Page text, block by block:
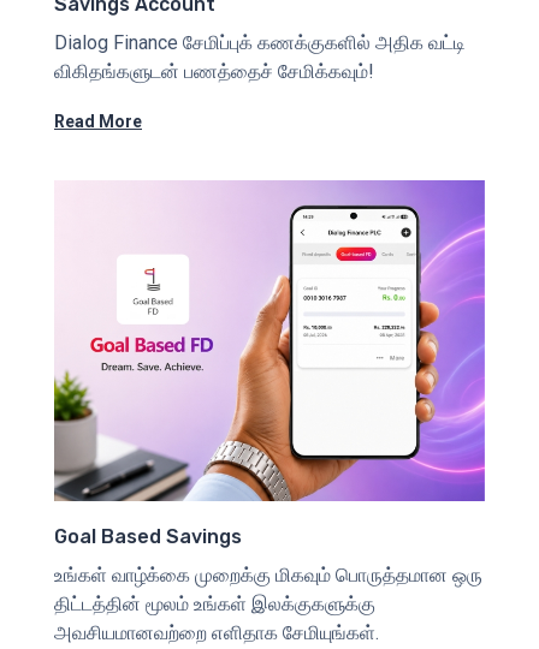
Dialog Finance சேமிப்புக் கணக்குகளில் அதிக வட்டி
விகிதங்களுடன் பணத்தைச் சேமிக்கவும்!
Read More
Goal Based Savings
உங்கள் வாழ்க்கை முறைக்கு மிகவும் பொருத்தமான ஒரு
திட்டத்தின் மூலம் உங்கள் இலக்குகளுக்கு
அவசியமானவற்றை எளிதாக சேமியுங்கள்.